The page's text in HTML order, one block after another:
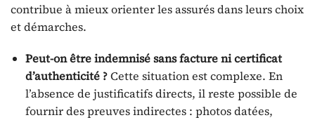
contribue à mieux orienter les assurés dans leurs choix
et démarches.
Peut-on être indemnisé sans facture ni certificat
d’authenticité ?Cette situation est complexe. En
l’absence de justificatifs directs, il reste possible de
fournir des preuves indirectes : photos datées,